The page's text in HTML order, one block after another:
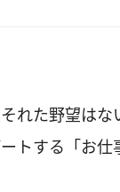
れた野望はな
トする「お仕